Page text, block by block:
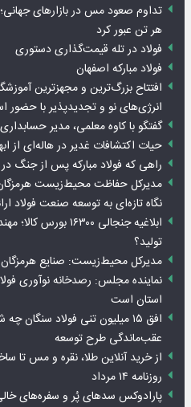
هر تن عبور کرد
فولاد در تله قیمت‌گذاری دستوری
فولاد مبارکه اصفهان
افتتاح بزرگ‌ترین و مجهزترین
انرژی‌های نو و تجدیدپذیر با حضور
گفتگو با کاوه معلمی، مدیر
حیات اکتشافات غدیر در هاله‌ای از
راهی که فولاد مبارکه پس از جنگ
مدیرکل حفاظت محیط‌زیست
نگاه تازه‌ای به توسعه صنعت فولاد
ابلاغیه جنجالی
تولید؟
مدیرکل محیط‌زیست: صنایع
نماینده مجلس: رصدخانه نوآوری
استان است
عقب‌ماندگی طرح توسعه
از خرید آنلاین طلا، نقره و مس تا
روزنامه ۱۴ مرداد
پارادوکس سدهای پُر و سفره‌های